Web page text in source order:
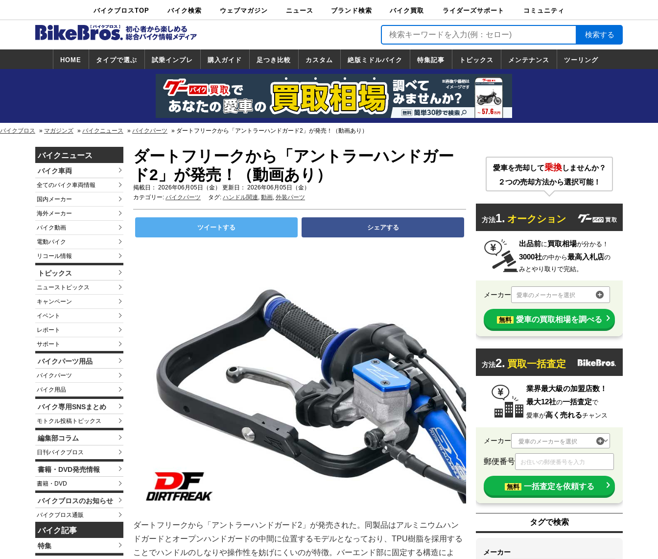
バイクブロスTOP バイク検索
中古バイ
ク・新車検
カタログ検
索
ショップ検
索
ウェブマガジン ニュース ブランド検索 バイク買取
バイク買取
ライダーズサポート
ライダーズサポート
TOP
バイク輸送
バイクガレージライ
フ
バイク車両保険
ロードサービス
バイク試乗
コミュニティ
HOME タイプで選ぶ 試乗インプレ
試乗インプレ
一覧
ホンダ
ヤマハ
スズキ
カワサキ
ハーレー
BMW
トライアンフ
ドゥカティ
購入ガイド
一覧
足つき比較 カスタム
カスタム
一覧
ホンダ
ヤマハ
スズキ
カワサキ
絶版ミドルバイク
絶版ミドルバイク
一覧
ホンダ
ヤマハ
スズキ
カワサキ
特集記事 トピックス
トピックス
一覧
ホンダ
ヤマハ
スズキ
カワサキ
ハーレーダ
ビッドソン
BMW
ドゥカティ
トライアン
フ
メンテナンス ツーリング
道の駅調査隊
ツーリング情報局
日本の道50選
国道めぐり
林道ツーリング
バイクブロス マガジンズ バイクニュース バイクパーツ ダートフリークから「アントラーハンドガード2」が発売！（動画あり）
バイクニュース
バイク車両
全てのバイク車両情報
国内メーカー
海外メーカー
バイク動画
電動バイク
リコール情報
トピックス
ニューストピックス
キャンペーン
イベント
レポート
サポート
バイクパーツ用品
バイクパーツ
バイク用品
バイク専用SNSまとめ
モトクル投稿トピックス
編集部コラム
日刊バイクブロス
書籍・DVD発売情報
書籍・DVD
バイクブロスのお知らせ
バイクブロス通販
バイク記事
特集
ダートフリークから「アントラーハンドガー
ド2」が発売！（動画あり）
掲載日： 2026年06月05日（金） 更新日： 2026年06月05日（金）
カテゴリー: バイクパーツ タグ: ハンドル関連, 動画, 外装パーツ
ツイートする シェアする
ダートフリークから「アントラーハンドガード2」が発売された。同製品はアルミニウムハン
ドガードとオープンハンドガードの中間に位置するモデルとなっており、TPU樹脂を採用する
ことでハンドルのしなりや操作性を妨げにくいのが特徴。バーエンド部に固定する構造によ
愛車を売却して乗換しませんか？
２つの売却方法から選択可能！
方法1. オークション
出品前に買取相場が分かる！
3000社の中から最高入札店の
みとやり取りで完結。
メーカー 愛車のメーカーを選択
無料 愛車の買取相場を調べる
方法2. 買取一括査定
業界最大級の加盟店数！
最大12社の一括査定で
愛車が高く売れるチャンス
メーカー
郵便番号
無料 一括査定を依頼する
タグで検索
メーカー